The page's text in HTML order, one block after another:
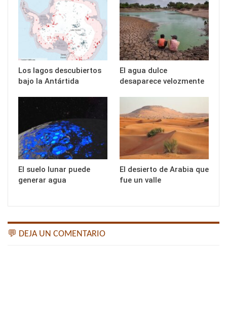
Los lagos descubiertos
bajo la Antártida
El agua dulce
desaparece velozmente
El suelo lunar puede
generar agua
El desierto de Arabia que
fue un valle
💬 DEJA UN COMENTARIO